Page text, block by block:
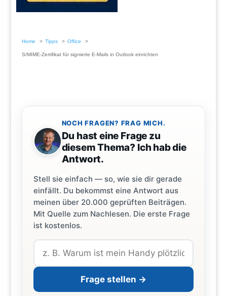
Home Tipps Office
S/MIME-Zertifikat für signierte E-Mails in Outlook einrichten
NOCH FRAGEN? FRAG MICH.
Du hast eine Frage zu
diesem Thema? Ich hab die
Antwort.
Stell sie einfach — so, wie sie dir gerade
einfällt. Du bekommst eine Antwort aus
meinen über 20.000 geprüften Beiträgen.
Mit Quelle zum Nachlesen. Die erste Frage
ist kostenlos.
Frage stellen →